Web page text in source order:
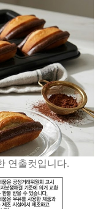
연출컷입니다.